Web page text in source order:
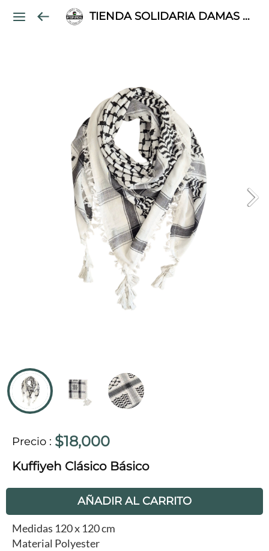
TIENDA SOLIDARIA DAMAS PALESTINAS
Precio : $18,000
Kuffiyeh Clásico Básico
AÑADIR AL CARRITO
Medidas 120 x 120 cm
Material Polyester